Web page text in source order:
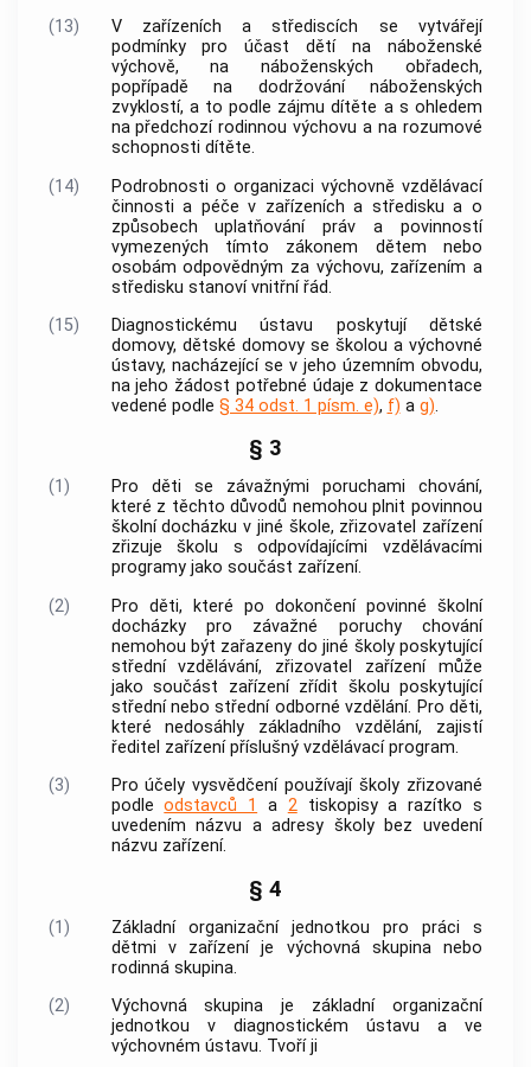
(13)
V zařízeních a střediscích se vytvářejí
podmínky pro účast dětí na náboženské
výchově, na náboženských obřadech,
popřípadě na dodržování náboženských
zvyklostí, a to podle zájmu dítěte a s ohledem
na předchozí rodinnou výchovu a na rozumové
schopnosti dítěte.
(14)
Podrobnosti o organizaci výchovně vzdělávací
činnosti a péče v zařízeních a středisku a o
způsobech uplatňování práv a povinností
vymezených tímto zákonem dětem nebo
osobám odpovědným za výchovu, zařízením a
středisku stanoví vnitřní řád.
(15)
Diagnostickému ústavu poskytují dětské
domovy, dětské domovy se školou a výchovné
ústavy, nacházející se v jeho územním obvodu,
na jeho žádost potřebné údaje z dokumentace
vedené podle § 34 odst. 1 písm. e), f) a g).
§ 3
(1)
Pro děti se závažnými poruchami chování,
které z těchto důvodů nemohou plnit povinnou
školní docházku v jiné škole, zřizovatel zařízení
zřizuje školu s odpovídajícími vzdělávacími
programy jako součást zařízení.
(2)
Pro děti, které po dokončení povinné školní
docházky pro závažné poruchy chování
nemohou být zařazeny do jiné školy poskytující
střední vzdělávání, zřizovatel zařízení může
jako součást zařízení zřídit školu poskytující
střední nebo střední odborné vzdělání. Pro děti,
které nedosáhly základního vzdělání, zajistí
ředitel zařízení příslušný vzdělávací program.
(3)
Pro účely vysvědčení používají školy zřizované
podleodstavců 1 a 2tiskopisy a razítko s
uvedením názvu a adresy školy bez uvedení
názvu zařízení.
§ 4
(1)
Základní organizační jednotkou pro práci s
dětmi v zařízení je výchovná skupinanebo
rodinná skupina.
(2)
Výchovná skupina je základní organizační
jednotkou v diagnostickém ústavu a ve
výchovném ústavu. Tvoří ji